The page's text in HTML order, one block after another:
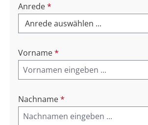
Anrede*
Vorname*
Nachname*